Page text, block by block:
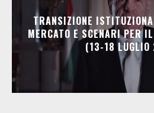
TRANSIZIONE
MERCATO E SCENARI PER
(13-18